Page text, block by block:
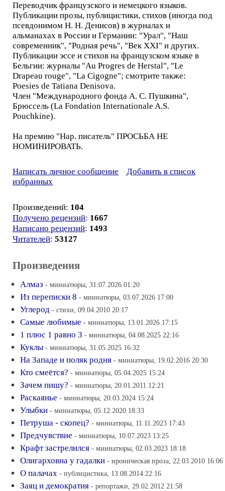
Переводчик французского и немецкого языков.
Публикации прозы, публицистики, стихов (иногда под
псевдонимом Н. Н. Денисов) в журналах и
альманахах в России и Германии: "Урал", "Наш
современник", "Родная речь", "Век XXI" и других.
Публикации эссе и стихов на французском языке в
Бельгии: журналы "Au Progres de Herstal", "Le
Drapeau rouge", "La Cigogne"; смотрите также:
Poesies de Tatiana Denisova.
Член "Международного фонда А. С. Пушкина",
Брюссель (La Fondation Internationale A.S.
Pouchkine).
На премию "Нар. писатель" ПРОСЬБА НЕ
НОМИНИРОВАТЬ.
Написать личное сообщение
Добавить в список
избранных
Произведений: 104
Получено рецензий: 1667
Написано рецензий: 1493
Читателей: 53127
Произведения
Алмаз - миниатюры, 31.07.2026 01:20
Из переписки 8 - миниатюры, 03.07.2026 17:00
Углерод - стихи, 09.04.2010 20:17
Самые любимые - миниатюры, 13.01.2026 17:15
1 плюс 1 равно 3 - миниатюры, 04.08.2025 22:16
Куклы - миниатюры, 31.05.2025 16:32
На Западе и поляк родня - миниатюры, 19.02.2016 20:30
Кто смеётся? - миниатюры, 05.04.2025 15:24
Зачем пишу? - миниатюры, 20.01.2011 12:21
Раскаянье - миниатюры, 20.03.2024 15:24
Улыбки - миниатюры, 05.12.2020 18:33
Петруша - скопец? - миниатюры, 11.11.2023 17:43
Предчувствие - миниатюры, 10.07.2023 13:25
Крафт застрелился - миниатюры, 02.03.2023 18:18
Олигарховна у гадалки - ироническая проза, 22.03.2010 16:06
О палачах - публицистика, 13.08.2014 22:16
Заяц и демократия - репортажи, 29.02.2012 21:58